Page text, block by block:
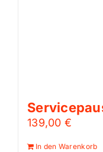
139,00 €
In den Warenkorb